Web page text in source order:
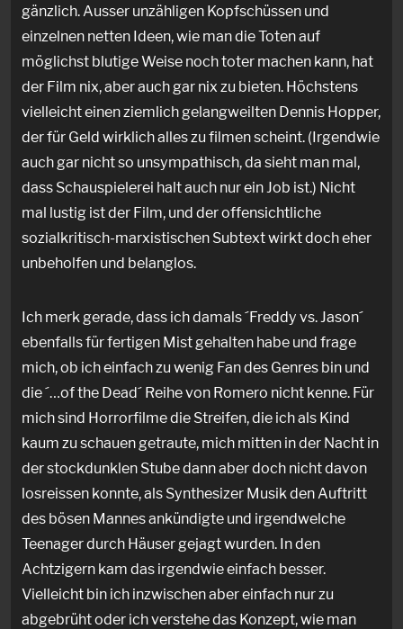
gänzlich. Ausser unzähligen Kopfschüssen und
einzelnen netten Ideen, wie man die Toten auf
möglichst blutige Weise noch toter machen kann, hat
der Film nix, aber auch gar nix zu bieten. Höchstens
vielleicht einen ziemlich gelangweilten Dennis Hopper,
der für Geld wirklich alles zu filmen scheint. (Irgendwie
auch gar nicht so unsympathisch, da sieht man mal,
dass Schauspielerei halt auch nur ein Job ist.) Nicht
mal lustig ist der Film, und der offensichtliche
sozialkritisch-marxistischen Subtext wirkt doch eher
unbeholfen und belanglos.
Ich merk gerade, dass ich damals ´Freddy vs. Jason´
ebenfalls für fertigen Mist gehalten habe und frage
mich, ob ich einfach zu wenig Fan des Genres bin und
die ´…of the Dead´ Reihe von Romero nicht kenne. Für
mich sind Horrorfilme die Streifen, die ich als Kind
kaum zu schauen getraute, mich mitten in der Nacht in
der stockdunklen Stube dann aber doch nicht davon
losreissen konnte, als Synthesizer Musik den Auftritt
des bösen Mannes ankündigte und irgendwelche
Teenager durch Häuser gejagt wurden. In den
Achtzigern kam das irgendwie einfach besser.
Vielleicht bin ich inzwischen aber einfach nur zu
abgebrüht oder ich verstehe das Konzept, wie man